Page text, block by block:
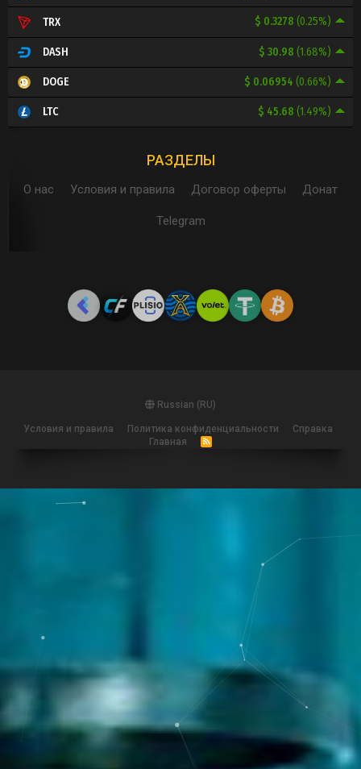
$ 0.3278 (0.25%)
TRX
$ 30.98 (1.68%)
DASH
$ 0.06954 (0.66%)
DOGE
$ 45.68 (1.49%)
LTC
РАЗДЕЛЫ
О нас Условия и правила Договор оферты Донат
Telegram
Russian (RU)
Условия и правила Политика конфиденциальности
Справка
Главная
R